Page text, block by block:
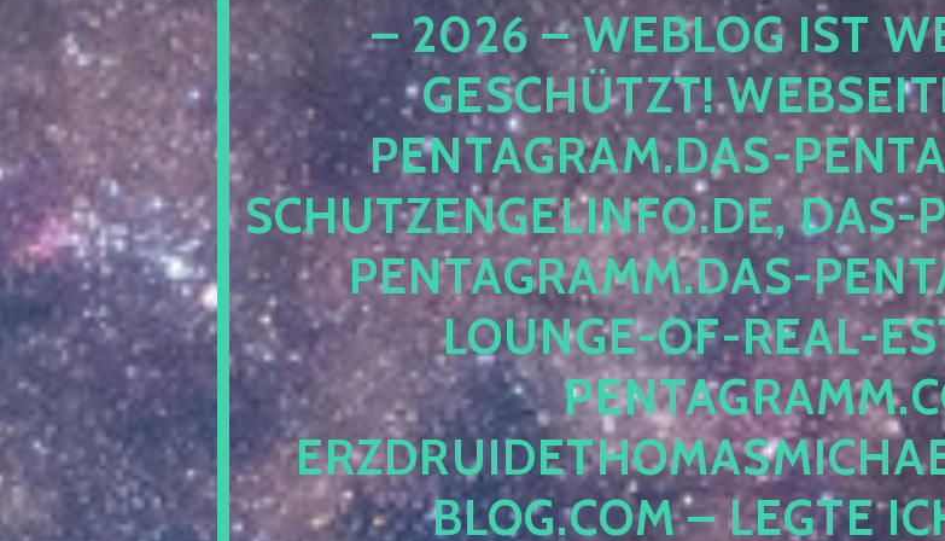
– 2026 – WEBLOG IST
ESCHÜTZT!
ENTAGRAM.DAS-
CHUTZENGELINFO.DE, DAS-
ENTAGRAMM.DAS-
OUNGE-OF-REAL-
LOG.COM – LEGTE